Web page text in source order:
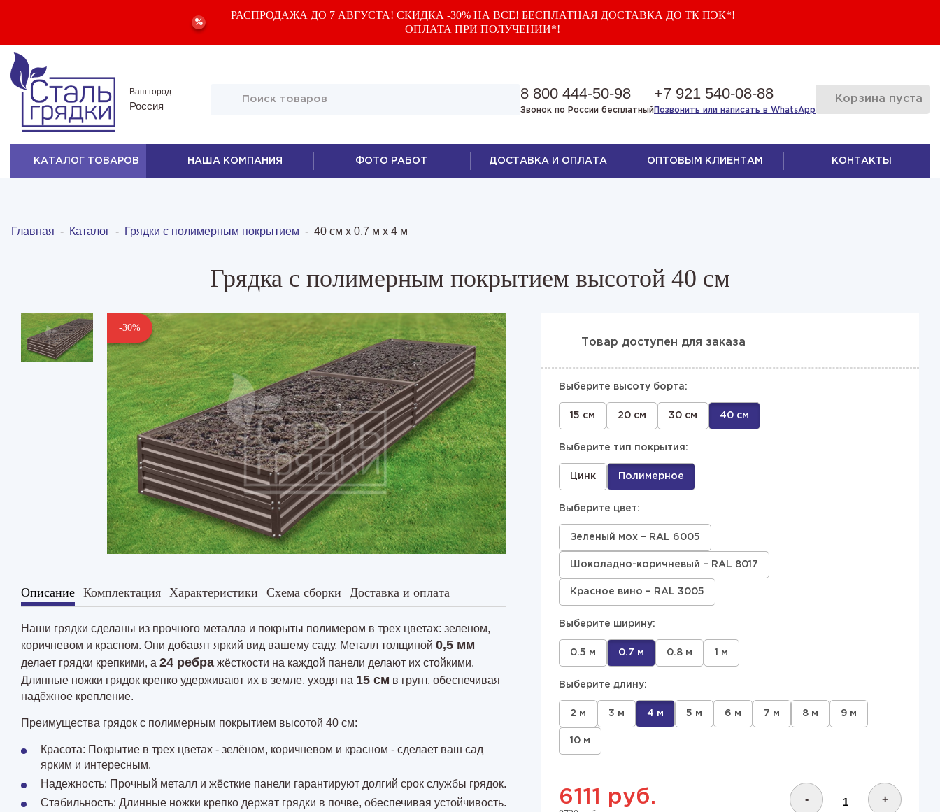
%
РАСПРОДАЖА ДО 7 АВГУСТА! СКИДКА -30% НА ВСЕ! БЕСПЛАТНАЯ ДОСТАВКА ДО ТК ПЭК*!
ОПЛАТА ПРИ ПОЛУЧЕНИИ*!
Ваш город:
Россия
8 800 444-50-98
Звонок по России бесплатный
+7 921 540-08-88
Позвонить или написать в WhatsApp
Корзина пуста
КАТАЛОГ ТОВАРОВ НАША КОМПАНИЯ ФОТО РАБОТ ДОСТАВКА И ОПЛАТА ОПТОВЫМ КЛИЕНТАМ КОНТАКТЫ
Главная - Каталог - Грядки с полимерным покрытием - 40 см х 0,7 м х 4 м
Грядка с полимерным покрытием высотой 40 см
-30%
Описание Комплектация Характеристики Схема сборки Доставка и оплата
Наши грядки сделаны из прочного металла и покрыты полимером в трех цветах: зеленом,
коричневом и красном. Они добавят яркий вид вашему саду. Металл толщиной 0,5 мм
делает грядки крепкими, а 24 ребра жёсткости на каждой панели делают их стойкими.
Длинные ножки грядок крепко удерживают их в земле, уходя на 15 см в грунт, обеспечивая
надёжное крепление.
Преимущества грядок с полимерным покрытием высотой 40 см:
Красота: Покрытие в трех цветах - зелёном, коричневом и красном - сделает ваш сад
ярким и интересным.
Надежность: Прочный металл и жёсткие панели гарантируют долгий срок службы грядок.
Стабильность: Длинные ножки крепко держат грядки в почве, обеспечивая устойчивость.
Товар доступен для заказа
Выберите высоту борта:
15 см 20 см 30 см 40 см
Выберите тип покрытия:
Цинк Полимерное
Выберите цвет:
Зеленый мох – RAL 6005
Шоколадно-коричневый – RAL 8017
Красное вино – RAL 3005
Выберите ширину:
0.5 м 0.7 м 0.8 м 1 м
Выберите длину:
2 м 3 м 4 м 5 м 6 м 7 м 8 м 9 м
10 м
6111 руб. - +